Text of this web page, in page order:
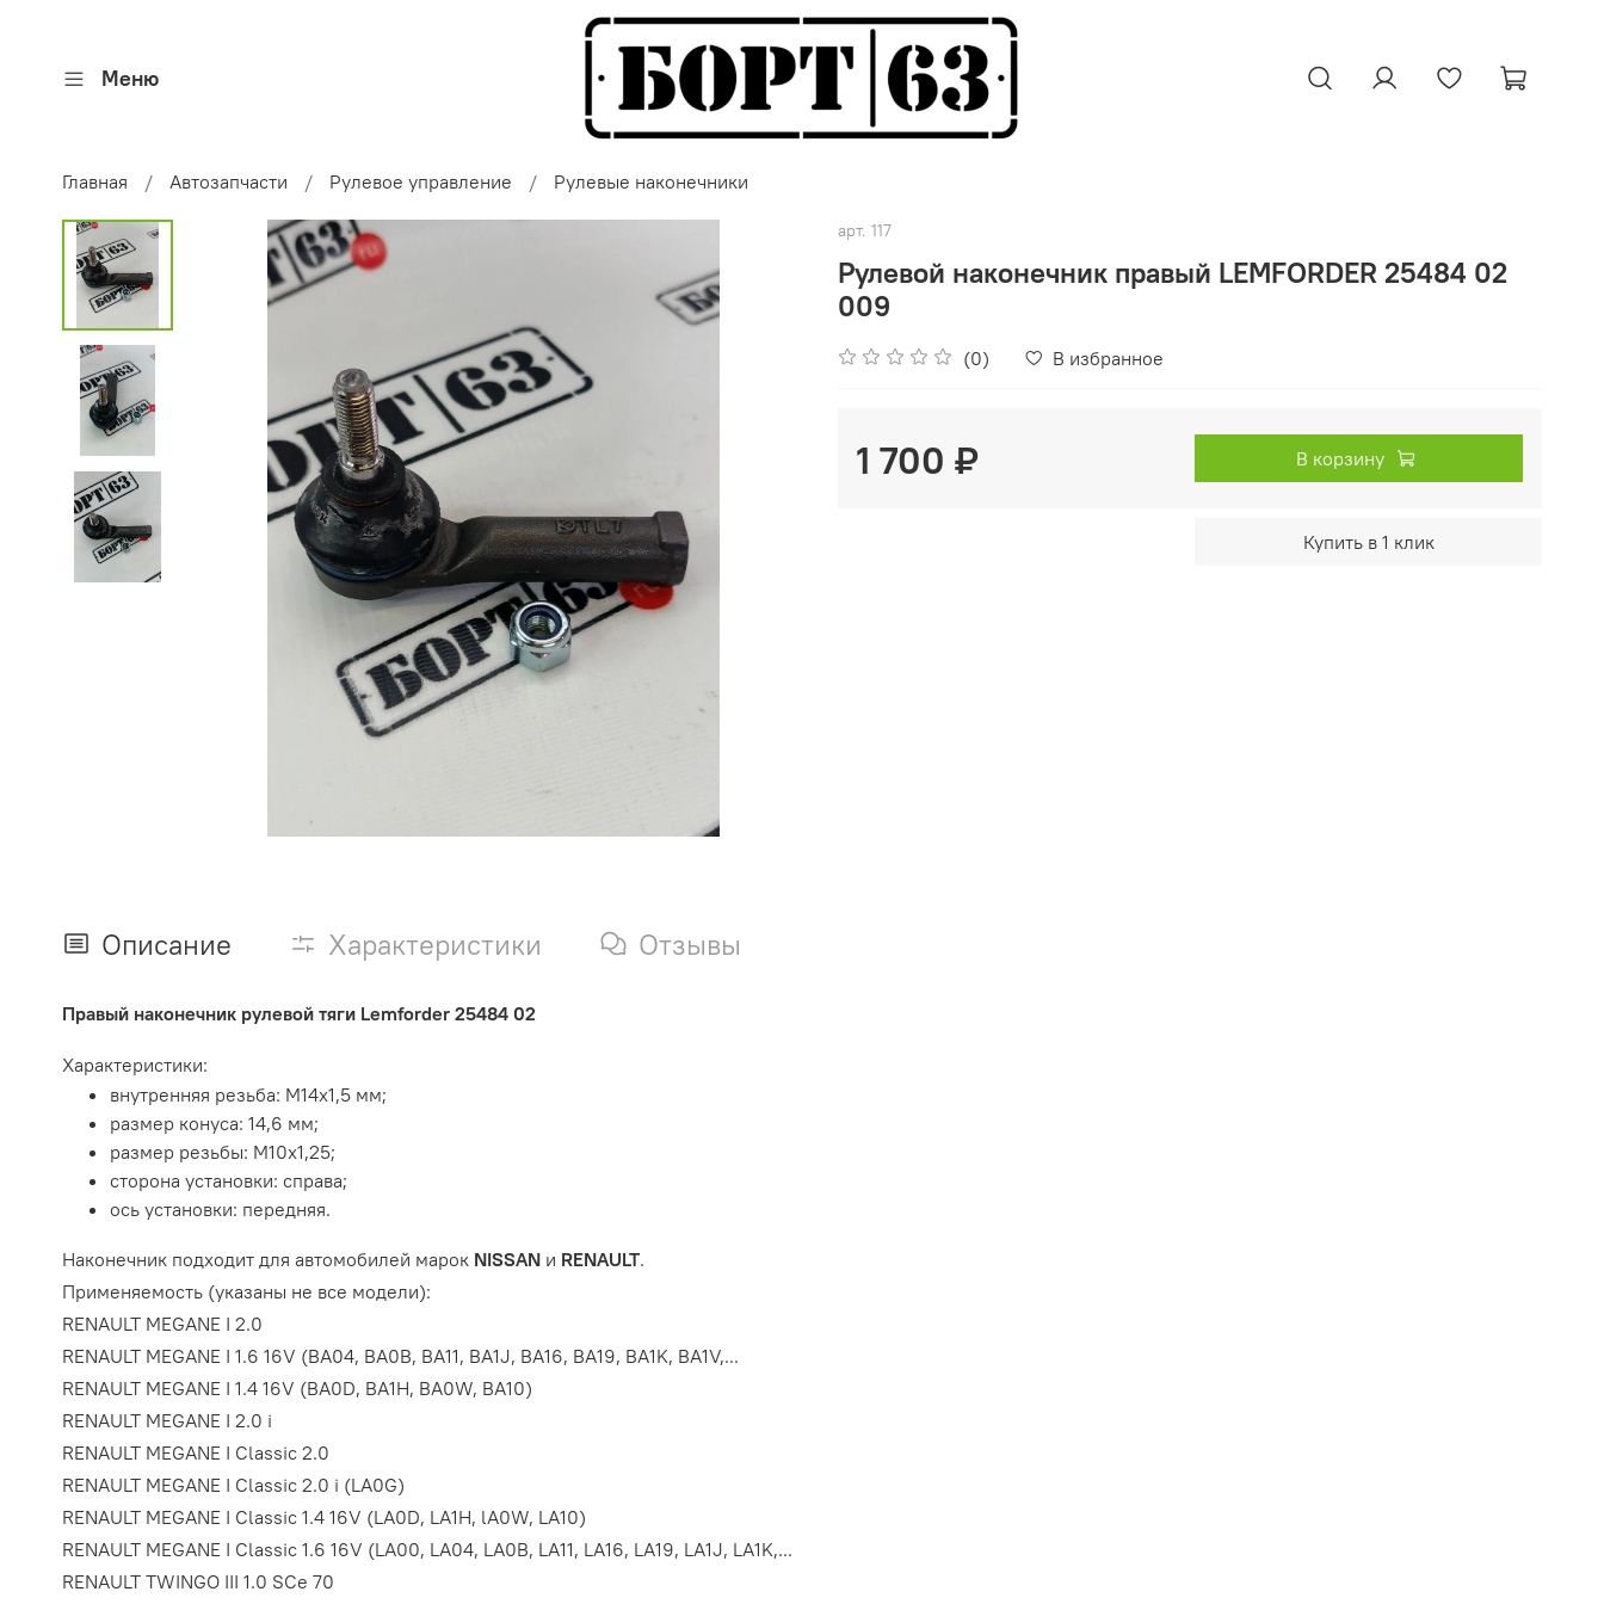
Меню
Главная Автозапчасти Рулевое управление Рулевые наконечники
арт. 117
Рулевой наконечник правый LEMFORDER 25484 02
009
(0) В избранное
1 700 ₽ В корзину
Купить в 1 клик
Описание Характеристики Отзывы
Правый наконечник рулевой тяги Lemforder 25484 02
Характеристики:
внутренняя резьба: M14x1,5 мм;
размер конуса: 14,6 мм;
размер резьбы: M10x1,25;
сторона установки: справа;
ось установки: передняя.
Наконечник подходит для автомобилей марок NISSAN и RENAULT.
Применяемость (указаны не все модели):
RENAULT MEGANE I 2.0
RENAULT MEGANE I 1.6 16V (BA04, BA0B, BA11, BA1J, BA16, BA19, BA1K, BA1V,...
RENAULT MEGANE I 1.4 16V (BA0D, BA1H, BA0W, BA10)
RENAULT MEGANE I 2.0 i
RENAULT MEGANE I Classic 2.0
RENAULT MEGANE I Classic 2.0 i (LA0G)
RENAULT MEGANE I Classic 1.4 16V (LA0D, LA1H, lA0W, LA10)
RENAULT MEGANE I Classic 1.6 16V (LA00, LA04, LA0B, LA11, LA16, LA19, LA1J, LA1K,...
RENAULT TWINGO III 1.0 SCe 70